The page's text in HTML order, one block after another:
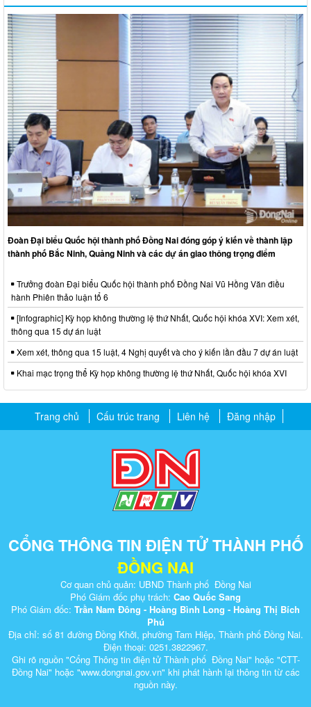
Đoàn Đại biểu Quốc hội thành phố Đồng Nai đóng góp ý kiến về thành lập
thành phố Bắc Ninh, Quảng Ninh và các dự án giao thông trọng điểm
Trưởng đoàn Đại biểu Quốc hội thành phố Đồng Nai Vũ Hồng Văn điều
hành Phiên thảo luận tổ 6
[Infographic] Kỳ họp không thường lệ thứ Nhất, Quốc hội khóa XVI: Xem xét,
thông qua 15 dự án luật
Xem xét, thông qua 15 luật, 4 Nghị quyết và cho ý kiến lần đầu 7 dự án luật
Khai mạc trọng thể Kỳ họp không thường lệ thứ Nhất, Quốc hội khóa XVI
Trang chủ Cấu trúc trang Liên hệ Đăng nhập
CỔNG THÔNG TIN ĐIỆN TỬ THÀNH PHỐ
ĐỒNG NAI
Cơ quan chủ quản: UBND Thành phố Đồng Nai
Phó Giám đốc phụ trách: Cao Quốc Sang
Phó Giám đốc: Trần Nam Đông - Hoàng Bình Long - Hoàng Thị Bích
Phú
Địa chỉ: số 81 đường Đồng Khởi, phường Tam Hiệp, Thành phố Đồng Nai.
Điện thoại: 0251.3822967.
Ghi rõ nguồn "Cổng Thông tin điện tử Thành phố Đồng Nai" hoặc "CTT-
Đồng Nai" hoặc "www.dongnai.g​ov.vn" khi ​phát hành lại thông tin từ các
nguồn này.​